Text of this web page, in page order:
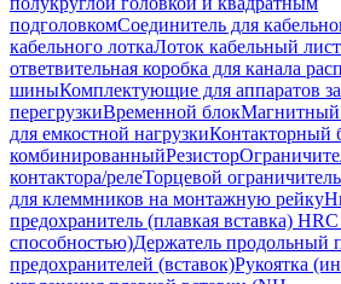
подголовкомСоединитель для
кабельного лоткаЛоток кабельный
ответвительная коробка для канала
шиныКомплектующие для аппаратов
перегрузкиВременной блокМагнитный
для емкостной нагрузкиКонтакторный
комбинированныйРезистор
контактора/релеТорцевой
для клеммников на монтажную рейку
предохранитель (плавкая вставка)
способностью)Держатель продольный
предохранителей (вставок)Рукоятка